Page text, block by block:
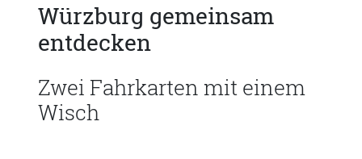
Würzburg gemeinsam
entdecken
Zwei Fahrkarten mit einem
Wisch